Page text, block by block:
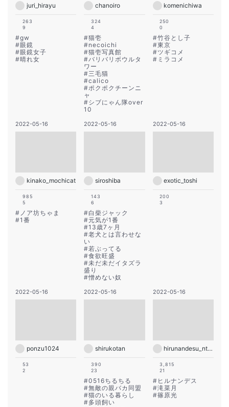
juri_hirayu
263
9
#gw
#眼鏡
#眼鏡女子
#晴れ女
chanoiro
324
4
#猫壱
#necoichi
#猫壱写真館
#バリバリボウルタ
ワー
#三毛猫
#calico
#ポクポクチーンニ
ャ
#シブにゃん隊over
10
komenichiwa
250
0
#竹谷とし子
#東京
#ツギコメ
# ミラコメ
2022-05-16
kinako_mochicat
985
5
# ノア坊ちゃま
#1番
2022-05-16
siroshiba
143
6
#白柴ジャック
#元気が1番
#13歳7ヶ月
#老犬とは言わせな
い
#若ぶってる
#食欲旺盛
#未だ未だイタズラ
盛り
#憎めない奴
2022-05-16
exotic_toshi
200
3
2022-05-16
ponzu1024
53
2
2022-05-16
shirukotan
390
23
#0516ちるちる
#無敵の親バカ同盟
#猫のいる暮らし
#多頭飼い
2022-05-16
hirunandesu_ntv_official
3,815
21
# ヒルナンデス
#滝菜月
#篠原光